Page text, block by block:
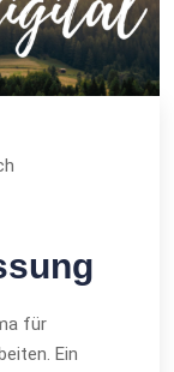
für
Ein